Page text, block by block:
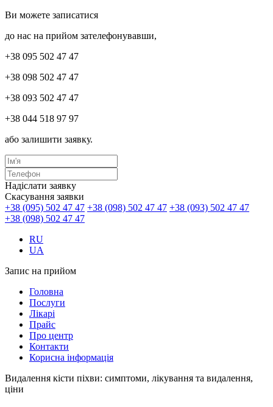
Ви можете записатися
до нас на прийом зателефонувавши,
+38 095 502 47 47
+38 098 502 47 47
+38 093 502 47 47
+38 044 518 97 97
або залишити заявку.
Надіслати заявку
Скасування заявки
+38 (095) 502 47 47 +38 (098) 502 47 47 +38 (093) 502 47 47
+38 (098) 502 47 47
RU
UA
Запис на прийом
Головна
Послуги
Лікарі
Прайс
Про центр
Контакти
Корисна інформація
Видалення кісти піхви: симптоми, лікування та видалення,
ціни